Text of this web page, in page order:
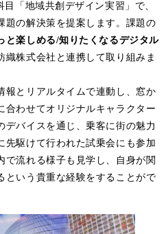
「地域共創デザイン実習」で、
題の解決策を提案します。課題の
と楽しめる/知りたくなるデジタル
織株式会社と連携して取り組みま
報とリアルタイムで連動し、窓か
合わせてオリジナルキャラクター
デバイスを通じ、乗客に街の魅力
先駆けて行われた試乗会にも参加
で流れる様子も見学し、自身が関
という貴重な経験をすることがで